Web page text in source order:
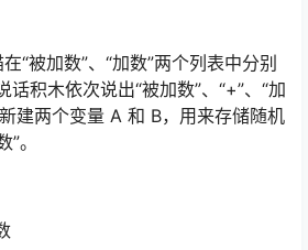
“被加数”、“加数”两个列表中分别
话积木依次说出“被加数”、“+”、“加
建两个变量 A 和 B，用来存储随机
。